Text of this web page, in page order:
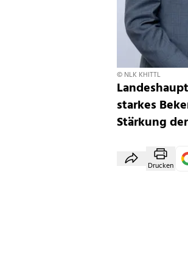
© NLK KHITTL
starkes
Stärkung
Drucken